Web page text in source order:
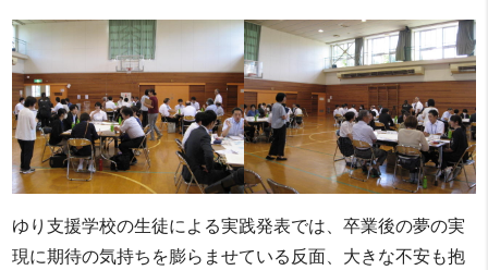
ゆり支援学校の生徒による実践発表では、卒業後の夢の実
現に期待の気持ちを膨らませている反面、大きな不安も抱